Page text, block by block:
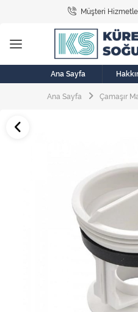
Müşteri
Bulaşık
Buzdolabı
Çamaşır
Elektrikli
Elektrikli
Fan
Fırın,
Kireç
Ana Sayfa
Ana Sayfa Çamaşır